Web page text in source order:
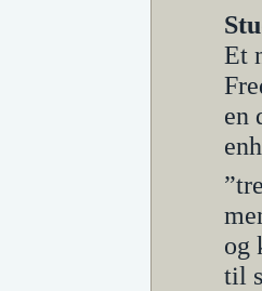
Et
en
og
til